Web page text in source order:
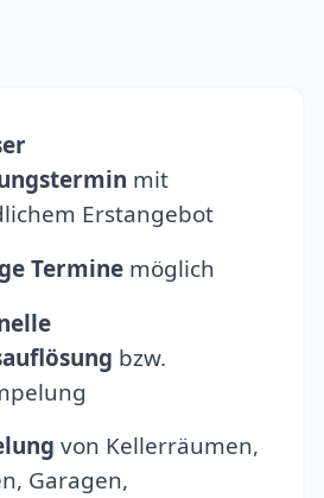
mit
Erstangebot
Terminemöglich
bzw.
von Kellerräumen,
Garagen,